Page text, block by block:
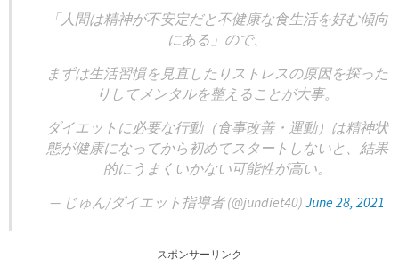
「人間は精神が不安定だと不健康な食生活を好む傾向
にある」ので、
まずは生活習慣を見直したりストレスの原因を探った
りしてメンタルを整えることが大事。
ダイエットに必要な行動（食事改善・運動）は精神状
態が健康になってから初めてスタートしないと、結果
的にうまくいかない可能性が高い。
— じゅん/ダイエット指導者 (@jundiet40) June 28, 2021
スポンサーリンク